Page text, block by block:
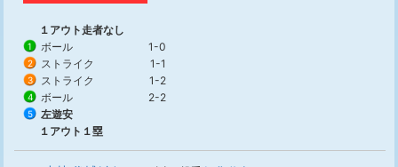
１アウト走者なし
1 ボール 1-0
2 ストライク 1-1
3 ストライク 1-2
4 ボール 2-2
5
左遊安
１アウト１塁